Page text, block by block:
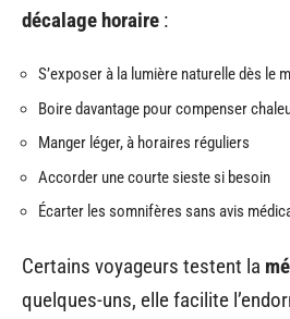
décalage horaire :
S’exposer à la lumière naturelle dès le
Boire davantage pour compenser
Manger léger, à horaires réguliers
Accorder une courte sieste si besoin
Écarter les somnifères sans avis
Certains voyageurs testent la
quelques-uns, elle facilite